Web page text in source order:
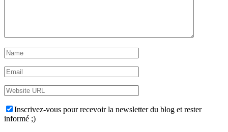
Inscrivez-vous pour recevoir la newsletter du blog et rester
informé ;)